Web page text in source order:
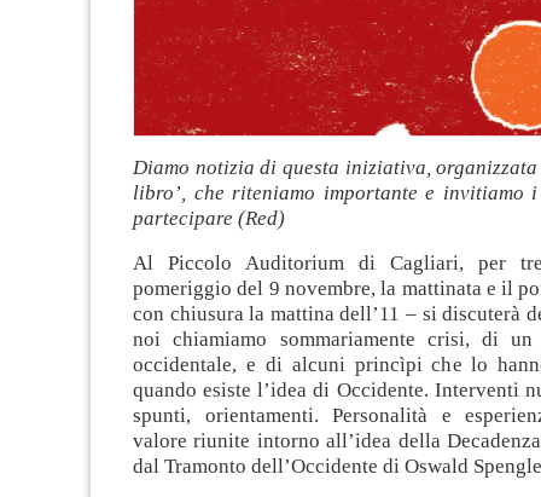
Diamo notizia di questa iniziativa,
libro’, che riteniamo importante e invitiamo
partecipare (Red)
Al Piccolo Auditorium di Cagliari,
pomeriggio del 9 novembre, la mattinata e il
con chiusura la mattina dell’11 – si discuterà
noi chiamiamo sommariamente crisi, di
occidentale, e di alcuni princìpi che lo
quando esiste l’idea di Occidente. Interventi
spunti, orientamenti. Personalità e
valore riunite intorno all’idea della
dal Tramonto dell’Occidente di Oswald